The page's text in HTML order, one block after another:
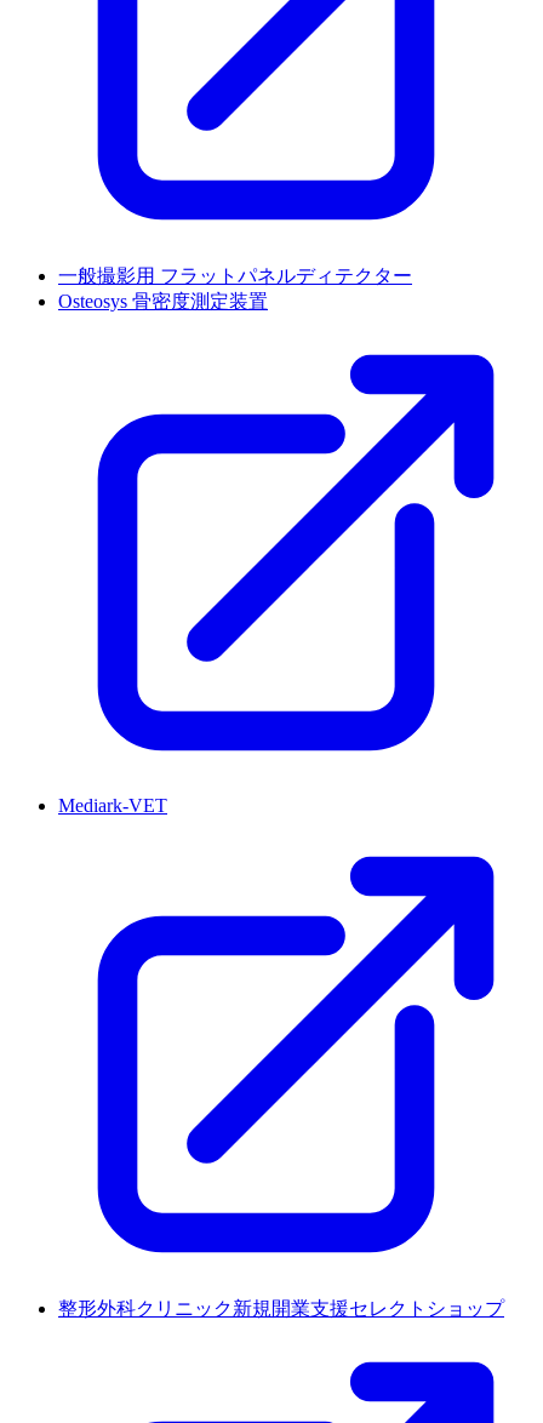
一般撮影用 フラットパネルディテクター
Osteosys 骨密度測定装置
Mediark-VET
整形外科クリニック新規開業支援セレクトショップ